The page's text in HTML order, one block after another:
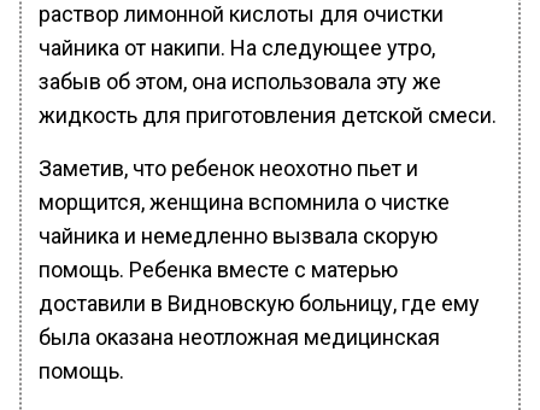
раствор лимонной кислоты для очистки
чайника от накипи. На следующее утро,
забыв об этом, она использовала эту же
жидкость для приготовления детской смеси.
Заметив, что ребенок неохотно пьет и
морщится, женщина вспомнила о чистке
чайника и немедленно вызвала скорую
помощь. Ребенка вместе с матерью
доставили в Видновскую больницу, где ему
была оказана неотложная медицинская
помощь.